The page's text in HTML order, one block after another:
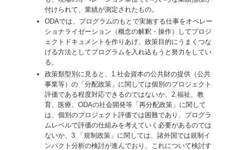
付けられて、業績が測定されたもの。
ODAでは、プログラムのもとで実施する仕事をオペレー
ショナライゼーション（概念の解釈・操作）してプロジ
ェクトドキュメントを作りあげ、政策目的にうまくつな
げる方法としてプログラムを入れ込もうと努力をしてい
る。
政策類型別に見ると、1.社会資本の公共財の提供（公共
事業等）の「分配政策」に関しては個別のプロジェクト
評価である程度対応できるのではないか、2.福祉、教
育、医療、ODAの社会開発等「再分配政策」に関して
は、個別のプロジェクト評価では困難であり、プログラ
ムレベルで評価の仕組みを考えていく必要があるのでは
ないか、3.「規制政策」に関しては、諸外国では規制イ
ンパクト分析の検討が進んでおり、これについて検討す